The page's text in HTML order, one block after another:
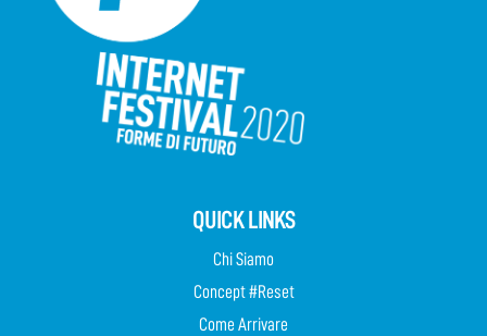
QUICK LINKS
Chi Siamo
Concept #Reset
Come Arrivare